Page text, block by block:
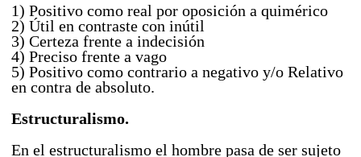
1) Positivo como real por oposición a quimérico
2) Útil en contraste con inútil
3) Certeza frente a indecisión
4) Preciso frente a vago
5) Positivo como contrario a negativo y/o Relativo
en contra de absoluto.
Estructuralismo.
En el estructuralismo el hombre pasa de ser sujeto